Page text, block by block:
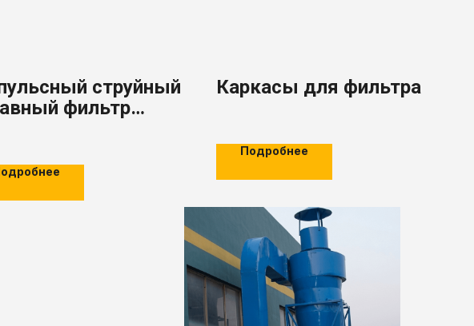
струйный
фильтр
Каркасы для фильтра
Подробнее